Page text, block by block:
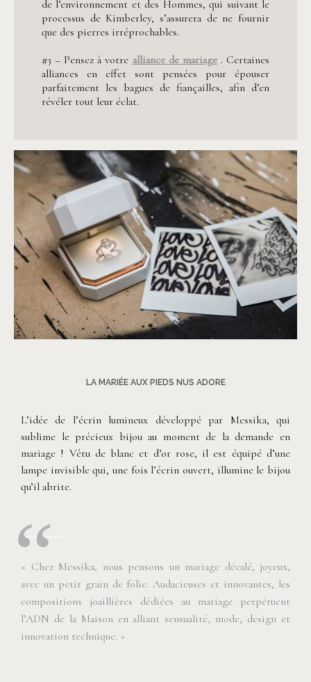
de l’environnement et des Hommes, qui suivant le
processus de Kimberley, s’assurera de ne fournir
que des pierres irréprochables.
#3 – Pensez à votre alliance de mariage. Certaines
alliances en effet sont pensées pour épouser
parfaitement les bagues de fiançailles, afin d’en
révéler tout leur éclat.
LA MARIÉE AUX PIEDS NUS ADORE
L’idée de l’écrin lumineux développé par Messika, qui
sublime le précieux bijou au moment de la demande en
mariage ! Vêtu de blanc et d’or rose, il est équipé d’une
lampe invisible qui, une fois l’écrin ouvert, illumine le bijou
qu’il abrite.
« Chez Messika, nous pensons un mariage décalé, joyeux,
avec un petit grain de folie. Audacieuses et innovantes, les
compositions joaillières dédiées au mariage perpétuent
l’ADN de la Maison en alliant sensualité, mode, design et
innovation technique. »